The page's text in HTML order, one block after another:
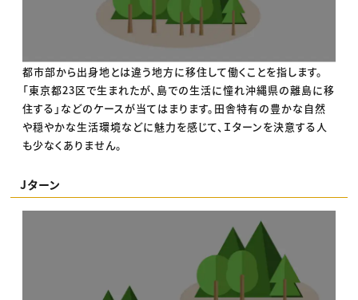
都市部から出身地とは違う地方に移住して働くことを指します。
「東京都23区で生まれたが、島での生活に憧れ沖縄県の離島に移
住する」などのケースが当てはまります。田舎特有の豊かな自然
や穏やかな生活環境などに魅力を感じて、Ｉターンを決意する人
も少なくありません。
Jターン